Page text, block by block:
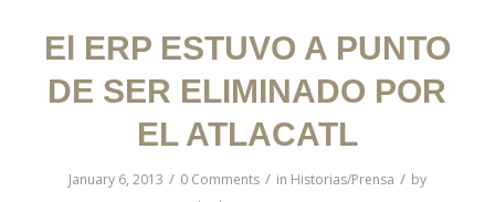
El ERP ESTUVO A PUNTO
DE SER ELIMINADO POR
EL ATLACATL
January 6, 2013 / 0 Comments / in Historias/Prensa / by